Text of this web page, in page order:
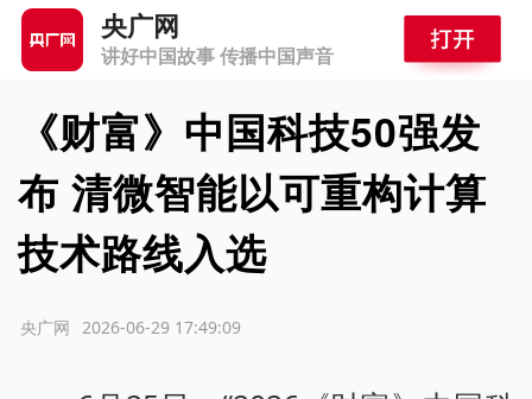
央广网
讲好中国故事 传播中国声音
《财富》中国科技50强发
布 清微智能以可重构计算
技术路线入选
2026-06-29 17:49:09
央广网